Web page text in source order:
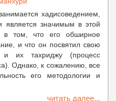
хадисоведением,
является значимым в этой
в том, что его обширное
и что он посвятил свою
и их тахриджу (процесс
Однако, к сожалению, все
его методологии и
читать далее...